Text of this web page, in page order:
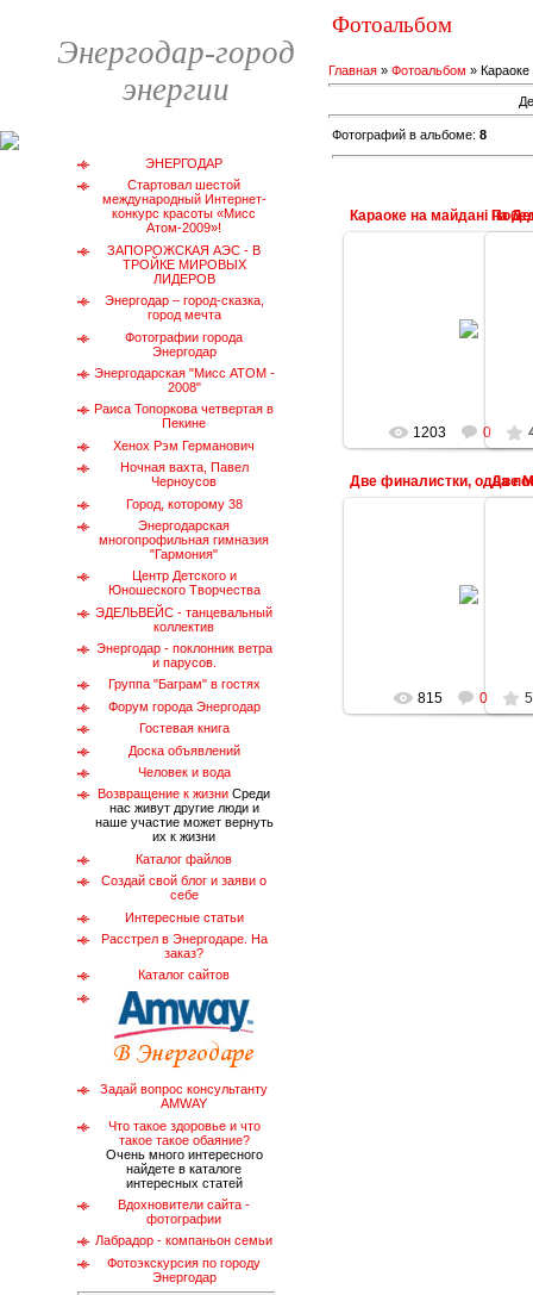
Энергодар-город
энергии
ЭНЕРГОДАР
Стартовал шестой
международный Интернет-
конкурс красоты «Мисс
Атом-2009»!
ЗАПОРОЖСКАЯ АЭС - В
ТРОЙКЕ МИРОВЫХ
ЛИДЕРОВ
Энергодар – город-сказка,
город мечта
Фотографии города
Энергодар
Энергодарская "Мисс АТОМ -
2008"
Раиса Топоркова четвертая в
Пекине
Хенох Рэм Германович
Ночная вахта, Павел
Черноусов
Город, которому 38
Энергодарская
многопрофильная гимназия
"Гармония"
Центр Детского и
Юношеского Творчества
ЭДЕЛЬВЕЙС - танцевальный
коллектив
Энергодар - поклонник ветра
и парусов.
Группа "Баграм" в гостях
Форум города Энергодар
Гостевая книга
Доска объявлений
Человек и вода
Возвращение к жизни Среди
нас живут другие люди и
наше участие может вернуть
их к жизни
Каталог файлов
Создай свой блог и заяви о
себе
Интересные статьи
Расстрел в Энергодаре. На
заказ?
Каталог сайтов
Задай вопрос консультанту
AMWAY
Что такое здоровье и что
такое такое обаяние?
Очень много интересного
найдете в каталоге
интересных статей
Вдохновители сайта -
фотографии
Лабрадор - компаньон семьи
Фотоэкскурсия по городу
Энергодар
Фотоальбом
Главная » Фотоальбом »
Фотографий в альбоме: 8
Фото Зиберова
1203 0
Фото Зиберова
815 0